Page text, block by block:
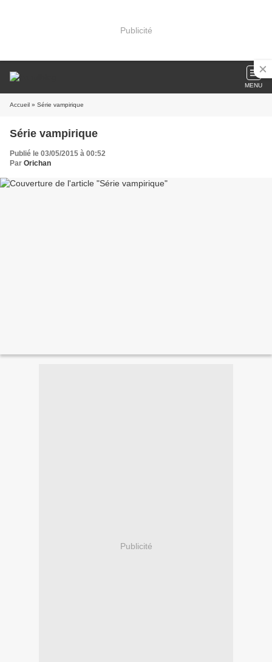
Publicité
MENU
Accueil » Série vampirique
Série vampirique
Publié le 03/05/2015 à 00:52
Par Orichan
Publicité